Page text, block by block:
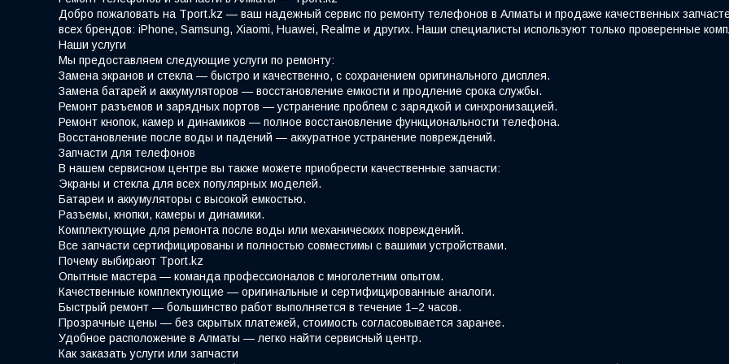
Добро пожаловать на Tport.kz — ваш надежный сервис по ремонту телефонов в Алматы и продаже качественных
всех брендов: iPhone, Samsung, Xiaomi, Huawei, Realme и других. Наши специалисты используют только проверенные
Наши услуги
Мы предоставляем следующие услуги по ремонту:
Замена экранов и стекла — быстро и качественно, с сохранением оригинального дисплея.
Замена батарей и аккумуляторов — восстановление емкости и продление срока службы.
Ремонт разъемов и зарядных портов — устранение проблем с зарядкой и синхронизацией.
Ремонт кнопок, камер и динамиков — полное восстановление функциональности телефона.
Восстановление после воды и падений — аккуратное устранение повреждений.
Запчасти для телефонов
В нашем сервисном центре вы также можете приобрести качественные запчасти:
Экраны и стекла для всех популярных моделей.
Батареи и аккумуляторы с высокой емкостью.
Разъемы, кнопки, камеры и динамики.
Комплектующие для ремонта после воды или механических повреждений.
Все запчасти сертифицированы и полностью совместимы с вашими устройствами.
Почему выбирают Tport.kz
Опытные мастера — команда профессионалов с многолетним опытом.
Качественные комплектующие — оригинальные и сертифицированные аналоги.
Быстрый ремонт — большинство работ выполняется в течение 1–2 часов.
Прозрачные цены — без скрытых платежей, стоимость согласовывается заранее.
Удобное расположение в Алматы — легко найти сервисный центр.
Как заказать услуги или запчасти